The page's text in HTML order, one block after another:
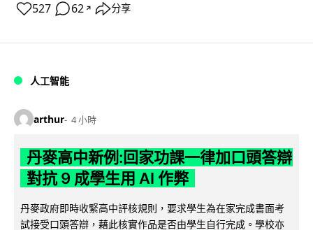
527 62 ↗ 分享
人工智能
arthur 4 小時
丹麥高中新例:回家功課一律加口頭答辯
對抗 9 成學生用 AI 作弊
丹麥政府即時收緊高中評核規則，要求學生為在家完成書面考
試接受口頭答辯，藉此核實作品是否由學生自行完成。學校亦